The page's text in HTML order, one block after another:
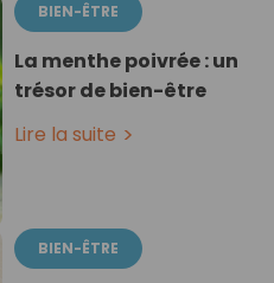
BIEN-ÊTRE
La menthe poivrée : un
trésor de bien-être
Lire la suite
BIEN-ÊTRE